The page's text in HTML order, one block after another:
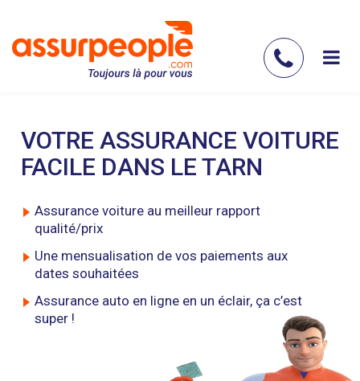
contenu
nous
VOTRE ASSURANCE VOITURE
FACILE DANS LE TARN
Assurance voiture au meilleur rapport
qualité/prix
Une mensualisation de vos paiements aux
dates souhaitées
Assurance auto en ligne en un éclair, ça c’est
super !